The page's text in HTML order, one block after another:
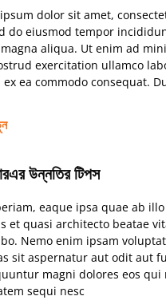
dolor sit amet,
do eiusmod tempor
aliqua. Ut enim ad
exercitation ullamco
ea commodo consequat.
উন্নতির টিপস
eaque ipsa quae ab
et quasi architecto beatae
Nemo enim ipsam
sit aspernatur aut odit aut
magni dolores eos qui
sequi nesc